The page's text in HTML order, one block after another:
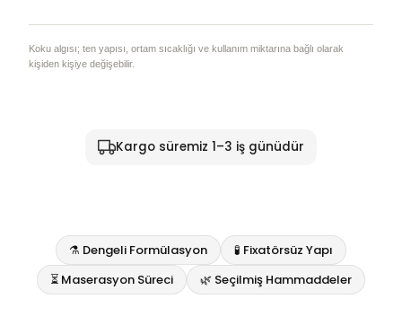
Koku algısı; ten yapısı, ortam sıcaklığı ve kullanım miktarına bağlı olarak
kişiden kişiye değişebilir.
Kargo süremiz 1–3 iş günüdür
⚗️ Dengeli Formülasyon
🧪 Fixatörsüz Yapı
⏳ Maserasyon Süreci
🌿 Seçilmiş Hammaddeler